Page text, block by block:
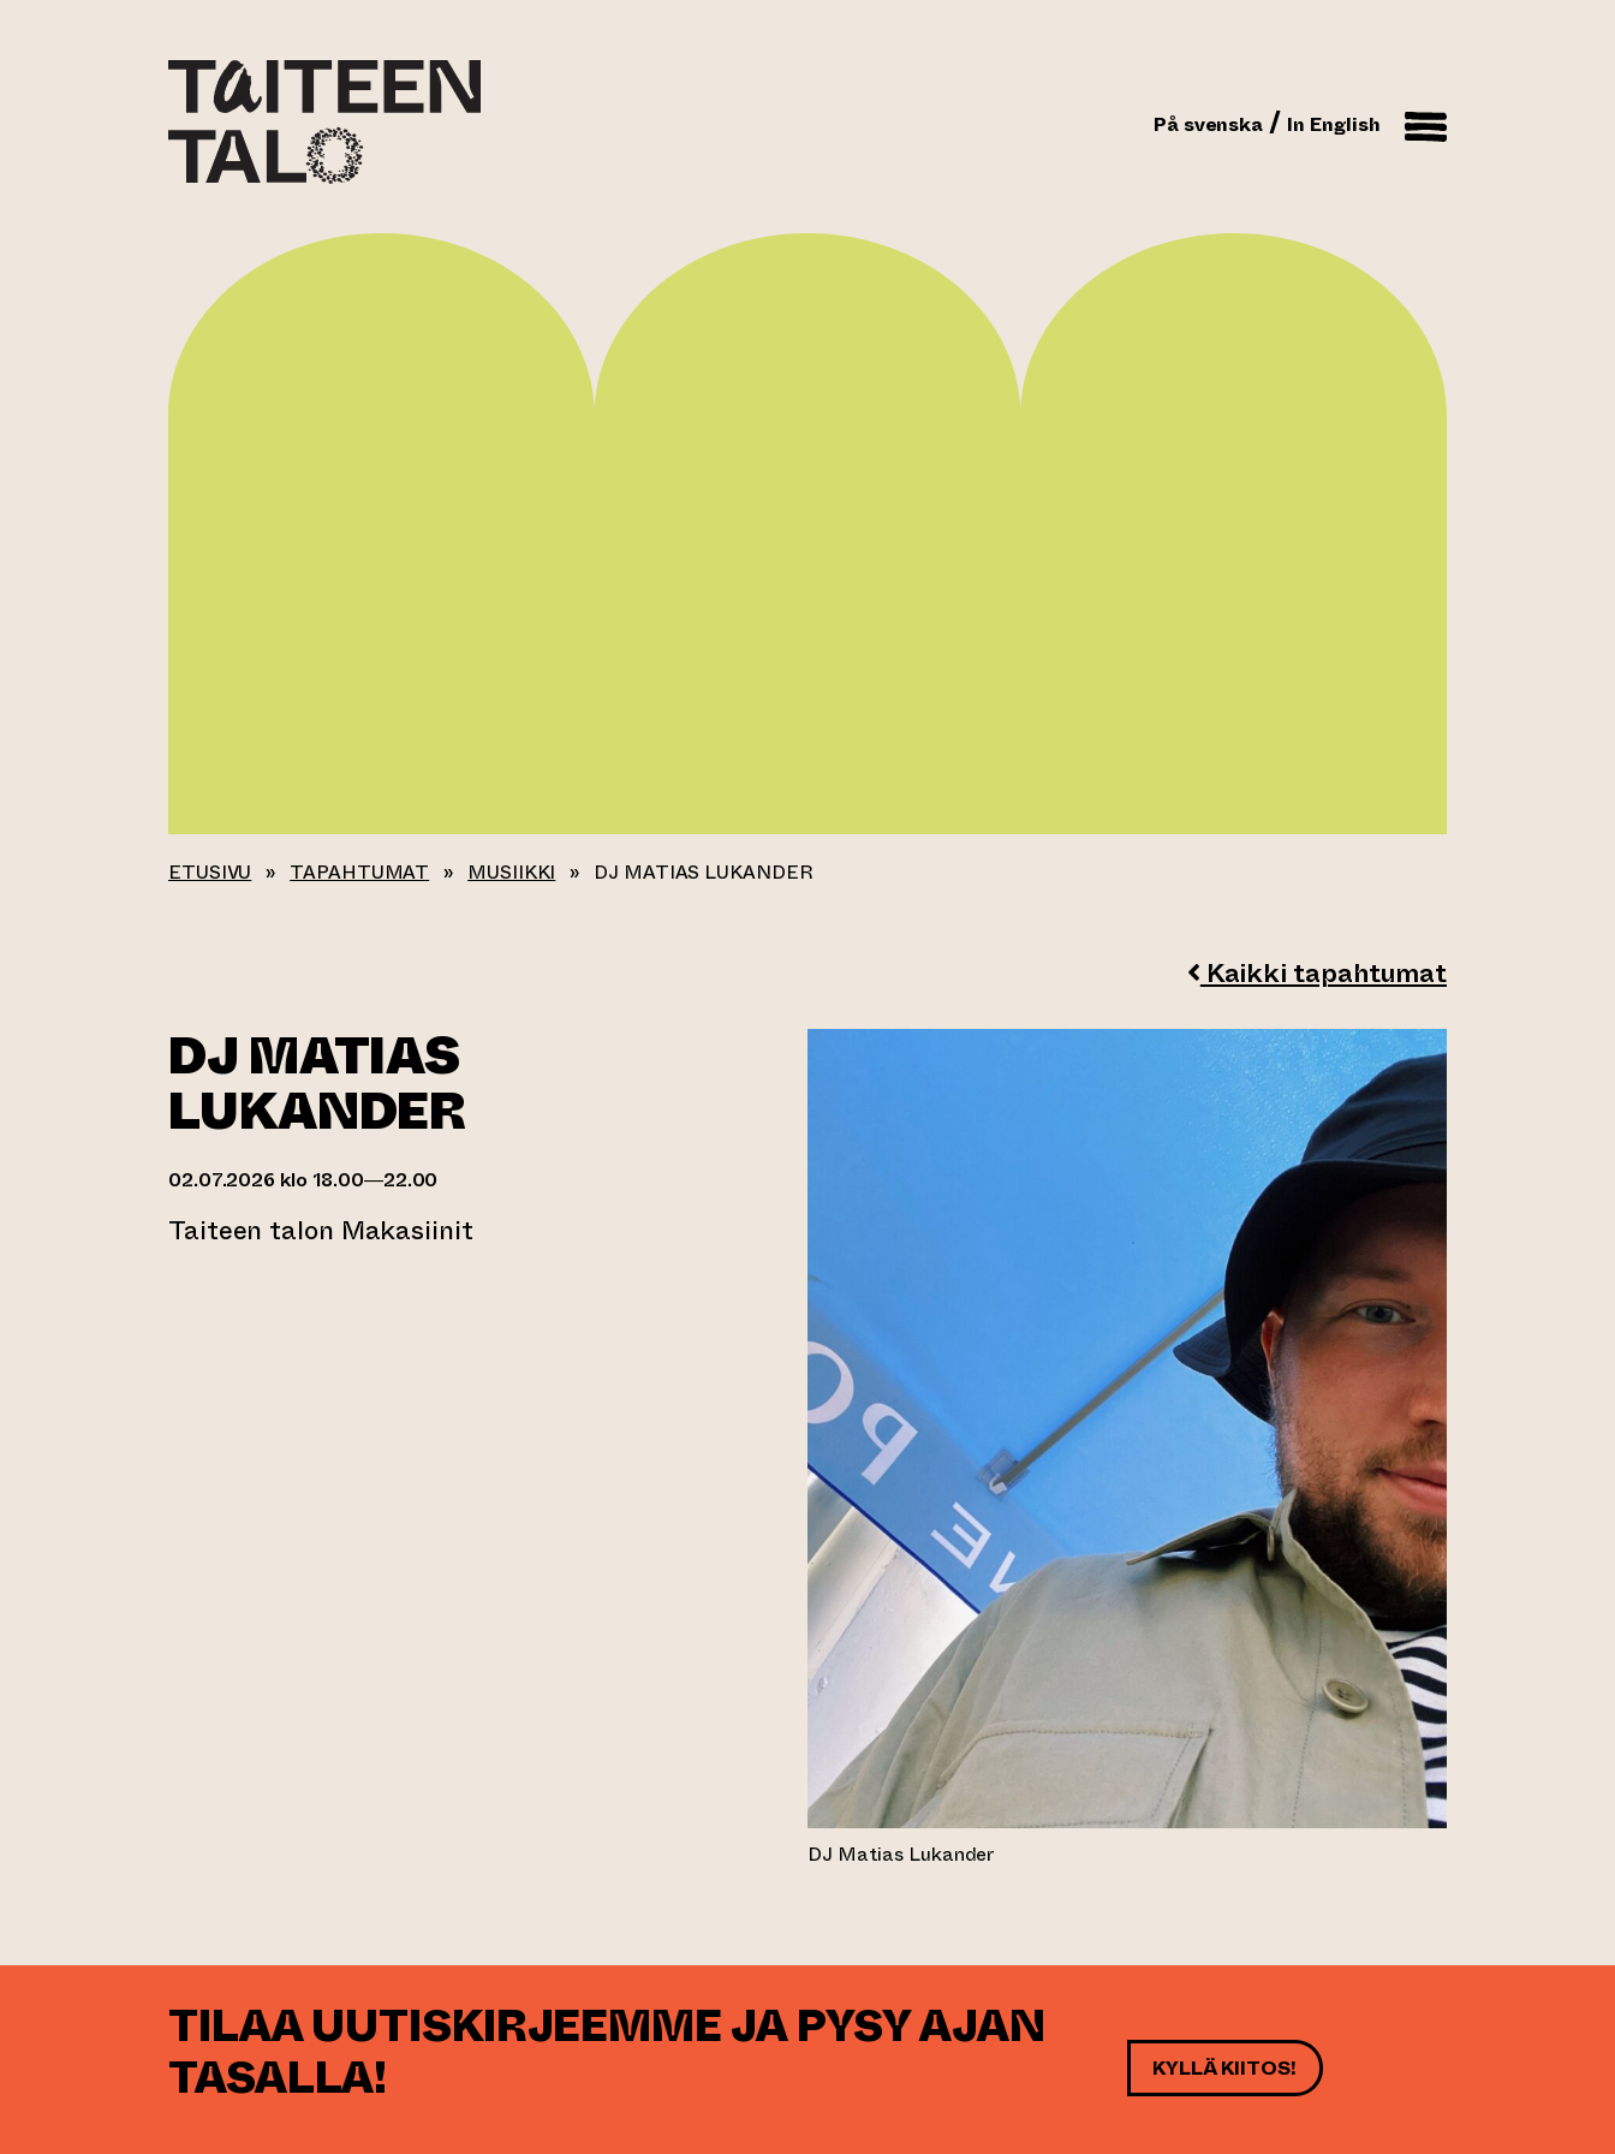
På svenska In English
ETUSIVU » TAPAHTUMAT » MUSIIKKI » DJ MATIAS LUKANDER
Kaikki tapahtumat
DJ MATIAS
LUKANDER
02.07.2026 klo 18.00—22.00
Taiteen talon Makasiinit
DJ Matias Lukander
TILAA UUTISKIRJEEMME JA PYSY AJAN
TASALLA!
KYLLÄ KIITOS!